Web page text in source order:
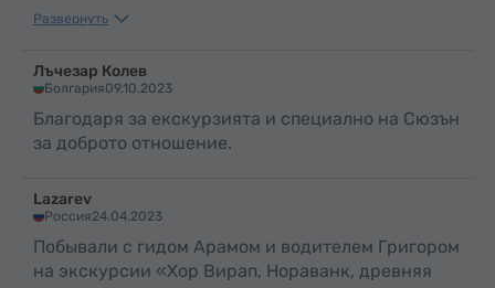
Анаид и водителю Грачу. Любовь Анаид к своей
сделали каждую поездку по‑настоящему
особенной — через её рассказы мы буквально
влюбились в Армению. Тактичность,
спокойствие и воспитанность Грача создали
чувство полной безопасности и комфорта в
хотим отметить поход с Максом к храму X
чувствовали себя абсолютно безопасно и могли
спокойно наслаждаться природой и атмосферой
Развернуть
Лъчезар Колев
Болгария09.10.2023
Благодаря за екскурзията и специално на Сюзън
за доброто отношение.
Lazarev
Россия24.04.2023
Побывали с гидом Арамом и водителем Григором
на экскурсии «Хор Вирап, Нораванк, древняя